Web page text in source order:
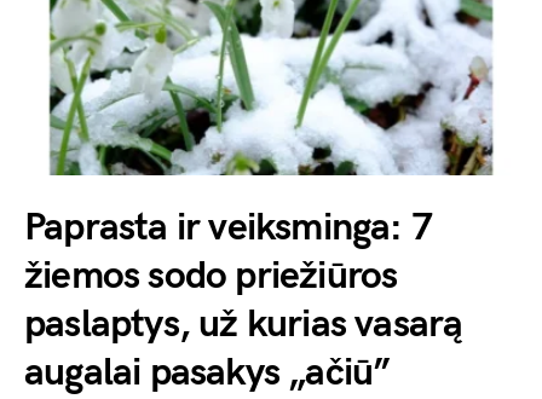
Paprasta ir veiksminga: 7
žiemos sodo priežiūros
paslaptys, už kurias vasarą
augalai pasakys „ačiū”